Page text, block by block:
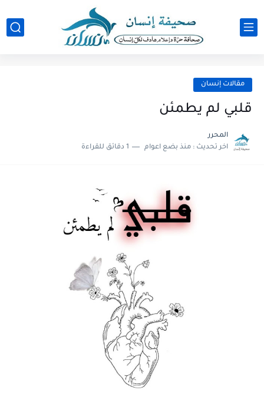
مقالات إنسان
قلبي لم يطمئن
المحرر
اخر تحديث : منذ بضع اعوام 1 دقائق للقراءة